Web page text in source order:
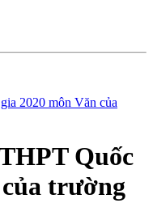
2020 môn Văn của
Quốc
trường